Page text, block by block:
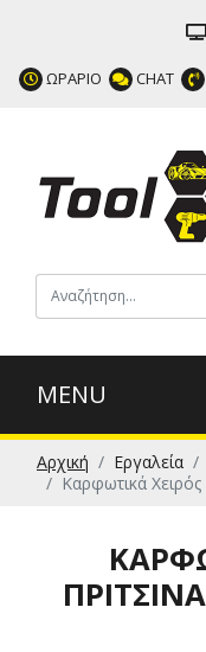
ΩΡΑΡΙΟ CHAT
MENU
Αρχική Εργαλεία
Καρφωτικά